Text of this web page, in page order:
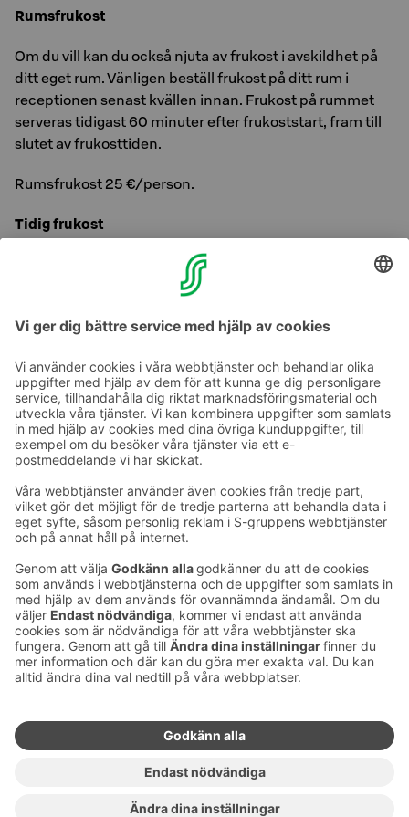
Rumsfrukost
Om du vill kan du också njuta av frukost i avskildhet på
ditt eget rum. Vänligen beställ frukost på ditt rum i
receptionen senast kvällen innan. Frukost på rummet
serveras tidigast 60 minuter efter frukoststart, fram till
slutet av frukosttiden.
Rumsfrukost 25 €/person.
Tidig frukost
Har du en tidig avresa? Beställ en tidig frukost från
receptionen senast kl. 21.00 dagen före avresa, och
Ta kontakt
Kontaktuppgifter till hotellen
Feedback
Ge feedback
Sokos Hotels nyhetsbrev
nyhetsbrev
Du får Sokos Hotellens senaste
förmåner och nyheter till din e-
post varje månad.
Utmärkelser och certifikat
Sokos Hotels i sociala medier
Sokos
Hotels på
Sokos
Hotels på
Sokos
Hotels
på
Sokos
Hotels i
Linkedin